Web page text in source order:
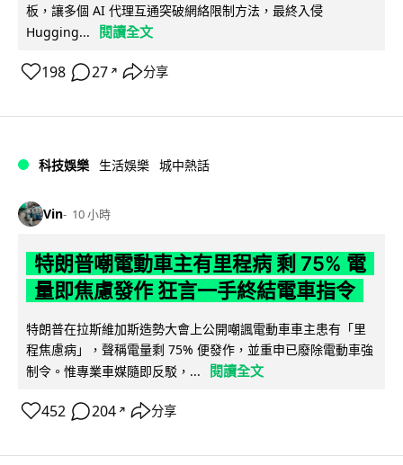
板，讓多個 AI 代理互通突破網絡限制方法，最終入侵
Hugging...
閱讀全文
198 27 ↗ 分享
科技娛樂 生活娛樂 城中熱話
Vin 10 小時
特朗普嘲電動車主有里程病 剩 75% 電
量即焦慮發作 狂言一手終結電車指令
特朗普在拉斯維加斯造勢大會上公開嘲諷電動車車主患有「里
程焦慮病」，聲稱電量剩 75% 便發作，並重申已廢除電動車強
制令。惟專業車媒隨即反駁，...
閱讀全文
452 204 ↗ 分享